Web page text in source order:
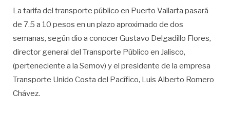
La tarifa del transporte público en Puerto Vallarta pasará
de 7.5 a 10 pesos en un plazo aproximado de dos
semanas, según dio a conocer Gustavo Delgadillo Flores,
director general del Transporte Público en Jalisco,
(perteneciente a la Semov) y el presidente de la empresa
Transporte Unido Costa del Pacífico, Luis Alberto Romero
Chávez.